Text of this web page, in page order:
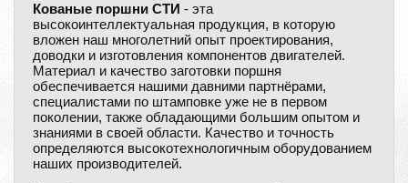
Кованые поршни СТИ - эта
высокоинтеллектуальная продукция, в которую
вложен наш многолетний опыт проектирования,
доводки и изготовления компонентов двигателей.
Материал и качество заготовки поршня
обеспечивается нашими давними партнёрами,
специалистами по штамповке уже не в первом
поколении, также обладающими большим опытом и
знаниями в своей области. Качество и точность
определяются высокотехнологичным оборудованием
наших производителей.